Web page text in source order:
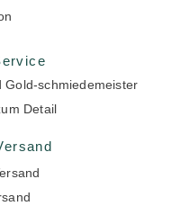
Gold-schmiedemeister
Detail